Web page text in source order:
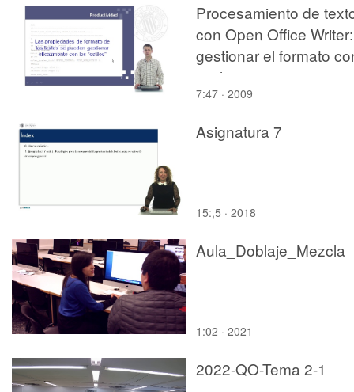
Procesamiento de
con Open Office Writer:
gestionar el formato
estilos
7:47 · 2009
Asignatura 7
15:,5 · 2018
Aula_Doblaje_Mezcla
1:02 · 2021
2022-QO-Tema 2-1